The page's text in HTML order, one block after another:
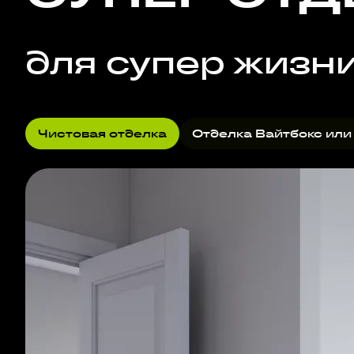
для супер
Чистовая отделка Отделка Вайтбокс